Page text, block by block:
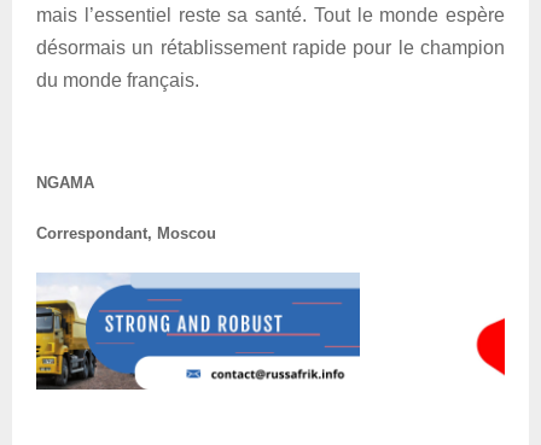
mais l’essentiel reste sa santé. Tout le monde espère
désormais un rétablissement rapide pour le champion
du monde français.
NGAMA
Correspondant, Moscou